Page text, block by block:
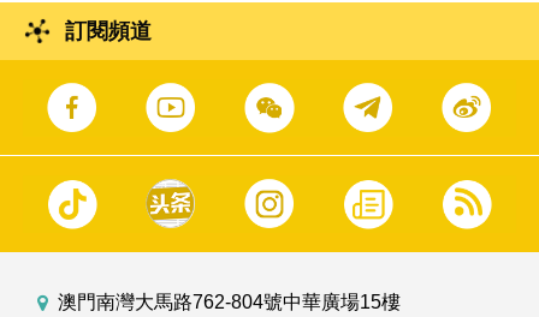
訂閱頻道
澳門南灣大馬路762-804號中華廣場15樓